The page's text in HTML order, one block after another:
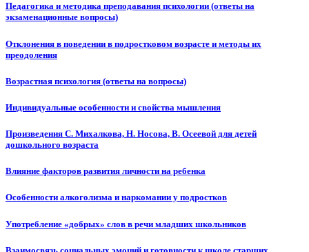
Педагогика и методика преподавания психологии (ответы на
экзаменационные вопросы)
Отклонения в поведении в подростковом возрасте и методы их
преодоления
Возрастная психология (ответы на вопросы)
Индивидуальные особенности и свойства мышления
Произведения С. Михалкова, Н. Носова, В. Осеевой для детей
дошкольного возраста
Влияние факторов развития личности на ребенка
Особенности алкоголизма и наркомании у подростков
Употребление «добрых» слов в речи младших школьников